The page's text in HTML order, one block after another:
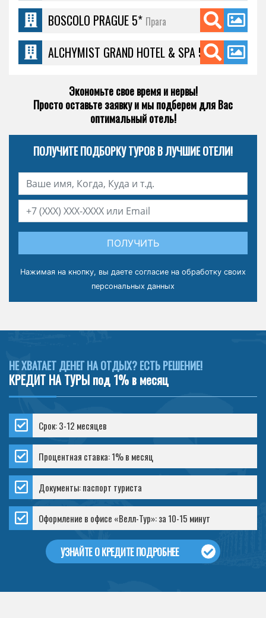
BOSCOLO PRAGUE 5* Прага
ALCHYMIST GRAND HOTEL & SPA 5*Прага
Экономьте свое время и нервы!
Просто оставьте заявку и мы подберем для Вас
оптимальный отель!
ПОЛУЧИТЕ ПОДБОРКУ ТУРОВ В ЛУЧШИЕ ОТЕЛИ!
ПОЛУЧИТЬ
Нажимая на кнопку, вы даете согласие на обработку своих
персональных данных
НЕ ХВАТАЕТ ДЕНЕГ НА ОТДЫХ? ЕСТЬ РЕШЕНИЕ!
КРЕДИТ НА ТУРЫ под 1% в месяц
Срок: 3-12 месяцев
Процентная ставка: 1% в месяц
Документы: паспорт туриста
Оформление в офисе «Велл-Тур»: за 10-15 минут
УЗНАЙТЕ О КРЕДИТЕ ПОДРОБНЕЕ